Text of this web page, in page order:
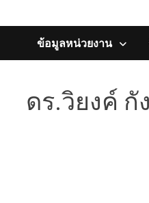
ข้อมูลหน่วยงาน
ดร.วิยงค์